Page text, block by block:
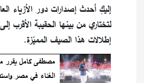
إليكِ أحدث إصدارات دور الأزياء
لتختاري من بينها الحقيبة الأقرب
إطلالات هذا الصيف المميّزة.
مصطفى كامل يقرر
الغناء في مصر